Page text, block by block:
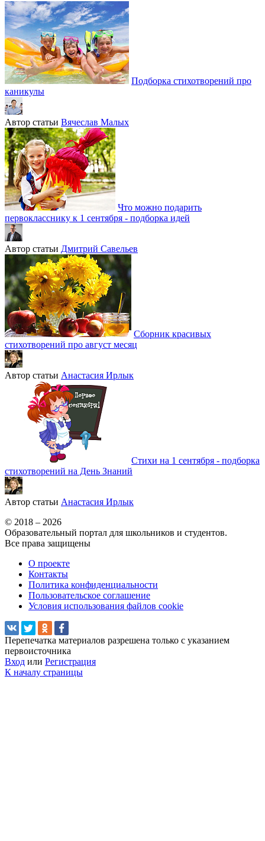
Подборка стихотворений про
каникулы
Автор статьи Вячеслав Малых
Что можно подарить
первокласснику к 1 сентября - подборка идей
Автор статьи Дмитрий Савельев
Сборник красивых
стихотворений про август месяц
Автор статьи Анастасия Ирлык
Стихи на 1 сентября - подборка
стихотворений на День Знаний
Автор статьи Анастасия Ирлык
© 2018 – 2026
Образовательный портал для школьников и студентов.
Все права защищены
О проекте
Контакты
Политика конфиденциальности
Пользовательское соглашение
Условия использования файлов cookie
Перепечатка материалов разрешена только с указанием
первоисточника
Вход или Регистрация
К началу страницы